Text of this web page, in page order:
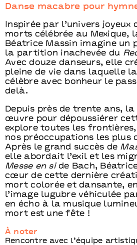
Danse macabre pour
Inspirée par l’univers joyeux
morts célébrée au Mexique,
Béatrice Massin imagine un
la partition inachevée du
Avec douze danseurs, elle
pleine de vie dans laquelle
célèbre avec bonheur le
delà.
Depuis près de trente ans,
œuvre pour dépoussiérer
explore toutes les
nos préoccupations les plus
Après le grand succès de
elle abordait l’exil et les
Messe en side Bach,
cœur de cette dernière
mort colorée et dansante,
l’image lugubre véhiculée
en écho à la musique
mort est une fête !
À noter
Rencontre avec l’équipe